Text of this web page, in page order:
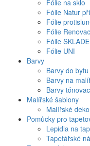
Fólie na sklo
Fólie Natur
Fólie
Fólie
Fólie
Fólie UNI
Barvy
Barvy do bytu
Barvy na
Barvy
Malířské šablony
Malířské
Pomůcky pro
Lepidla na
Tapetářské